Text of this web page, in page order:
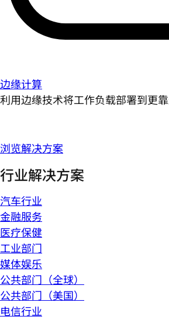
边缘计算
利用边缘技术将工作负载部署到更靠
浏览解决方案
行业解决方案
汽车行业
金融服务
医疗保健
工业部门
媒体娱乐
公共部门（全球）
公共部门（美国）
电信行业